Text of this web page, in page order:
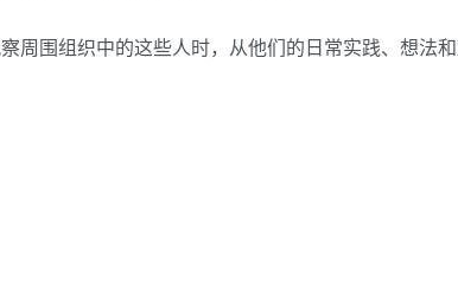
周围组织中的这些人时，从他们的日常实践、想法